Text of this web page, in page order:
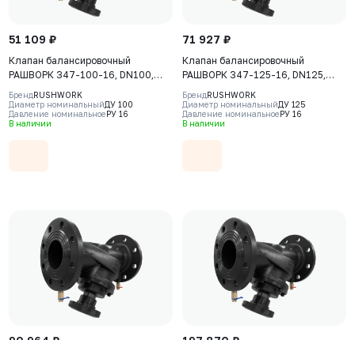
51 109 ₽
Клапан балансировочный
РАШВОРК 347-100-16, DN100,
PN16, корпус - чугун GJS-400-15
(GGG40), клапан - нерж. сталь
CF8, уплотнение - EPDM, Ф/Ф
БрендRUSHWORK
Диаметр номинальныйДУ 100
Давление номинальноеРУ 16
В наличии
71 927 ₽
Клапан балансировочный
РАШВОРК 347-125-16, DN125,
PN16, корпус - чугун GJS-400-15
(GGG40), клапан - нерж. сталь
CF8, уплотнение - EPDM, Ф/Ф
БрендRUSHWORK
Диаметр номинальныйДУ 125
Давление номинальноеРУ 16
В наличии